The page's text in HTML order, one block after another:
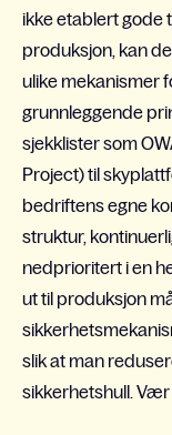
ikke etablert gode
produksjon, kan
ulike mekanismer
grunnleggende
sjekklister som
Project) til
bedriftens egne
struktur,
nedprioritert i en
ut til produksjon
slik at man
sikkerhetshull.